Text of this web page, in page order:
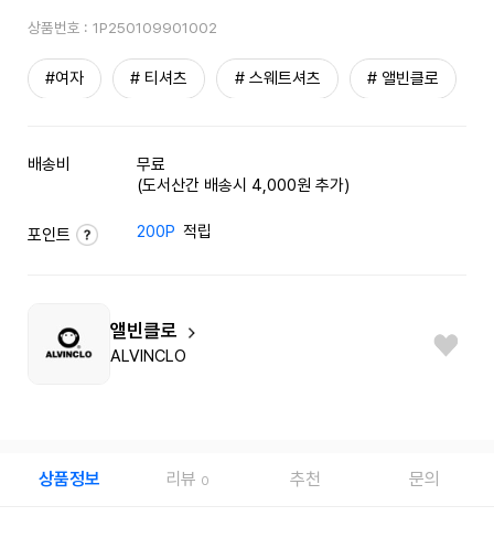
상품번호 : 1P250109901002
#여자 # 티셔츠 # 스웨트셔츠 # 앨빈클로
배송비
무료
(도서산간 배송시 4,000원 추가)
포인트 200P 적립
앨빈클로
ALVINCLO
상품정보 리뷰 0 추천 문의